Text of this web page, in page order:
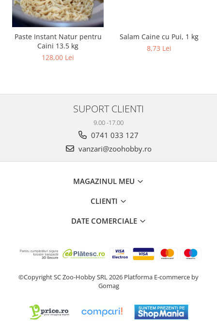
Paste Instant Natur pentru
Caini 13.5 kg
128,00 Lei
Salam Caine cu Pui, 1 kg
8,73 Lei
SUPORT CLIENTI
9.00 -17.00
0741 033 127
vanzari@zoohobby.ro
MAGAZINUL MEU
CLIENTI
DATE COMERCIALE
©Copyright SC Zoo-Hobby SRL 2026 Platforma E-commerce by
Gomag